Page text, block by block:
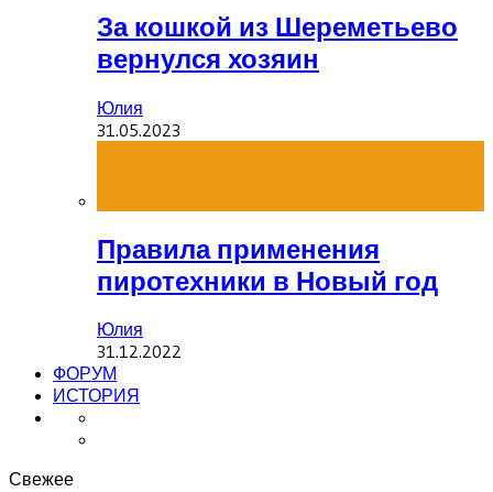
За кошкой из Шереметьево
вернулся хозяин
Юлия
31.05.2023
Правила применения
пиротехники в Новый год
Юлия
31.12.2022
ФОРУМ
ИСТОРИЯ
Свежее